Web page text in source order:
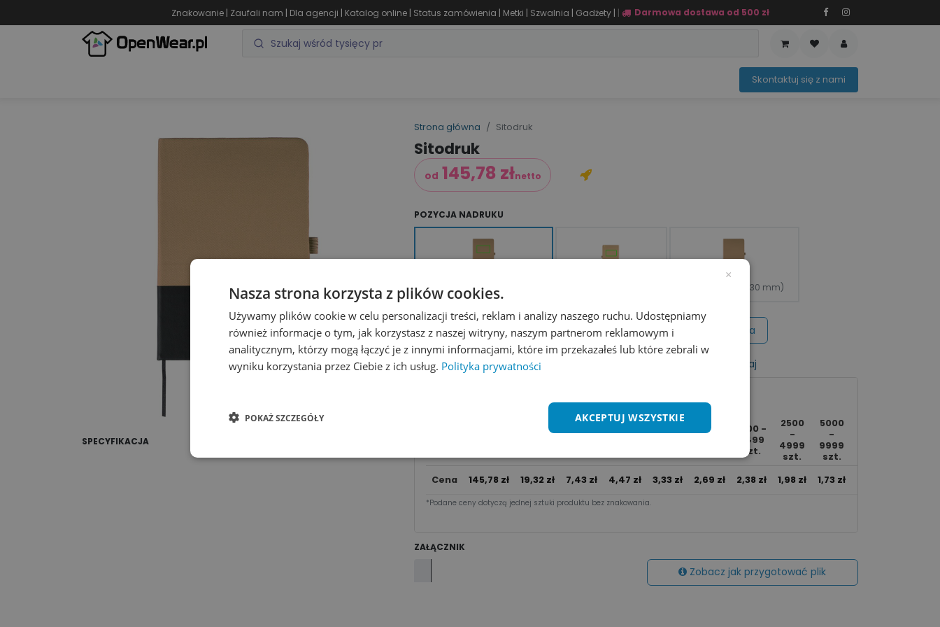
Znakowanie | Zaufali nam | Dla agencji | Katalog online | Status zamówienia | Metki | Szwalnia | Gadżety | | Darmowa dostawa od 500 zł
OFERTA SEZONOWASko​ntaktuj ​​​​się z nami​​​​
Strona główna Sitodruk
Sitodruk
SPECYFIKACJA
od 145,78 złnetto
POZYCJA NADRUKU
Przód Góra (90 × 50 mm) Przód Dół (90 × 30 mm)
Dodaj do koszyka Wycena na maila
Zobacz wszystkie kolory Porównaj
10 - 49
500 -
1000 -
2499
szt.
2500
-
4999
szt.
5000
-
9999
szt.
Cena 145,78 zł 19,32 zł 7,43 zł 4,47 zł 3,33 zł 2,69 zł 2,38 zł 1,98 zł 1,73 zł
*Podane ceny dotyczą jednej sztuki produktu bez znakowania.​
ZAŁĄCZNIK
Zobacz jak przygotować plik
×
Nasza strona korzysta z plików cookies.
Używamy plików cookie w celu personalizacji treści, reklam i analizy naszego ruchu. Udostępniamy
również informacje o tym, jak korzystasz z naszej witryny, naszym partnerom reklamowym i
analitycznym, którzy mogą łączyć je z innymi informacjami, które im przekazałeś lub które zebrali w
wyniku korzystania przez Ciebie z ich usług. Polityka prywatności
AKCEPTUJ WSZYSTKIE
POKAŻ SZCZEGÓŁY